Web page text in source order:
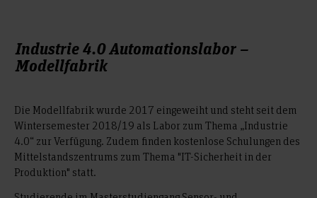
Industrie 4.0 Automationslabor –
Modellfabrik
Die Modellfabrik wurde 2017 eingeweiht und steht seit dem
Wintersemester 2018/19 als Labor zum Thema „Industrie
4.0“ zur Verfügung. Zudem finden kostenlose Schulungen des
Mittelstandszentrums zum Thema "IT-Sicherheit in der
Produktion" statt.